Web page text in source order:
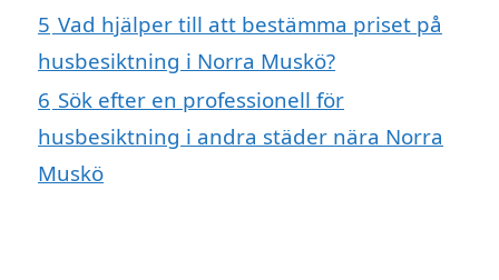
5 Vad hjälper till att bestämma priset på
husbesiktning i Norra Muskö?
6 Sök efter en professionell för
husbesiktning i andra städer nära Norra
Muskö